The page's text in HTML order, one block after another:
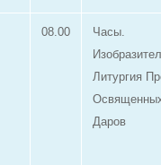
08.00
Часы.
Литургия
Даров